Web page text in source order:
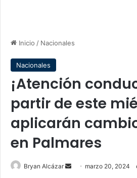
Inicio / Nacionales
Nacionales
¡Atención
partir de este
aplicarán
en Palmares
Bryan Alcázar
Send marzo 20, 2024